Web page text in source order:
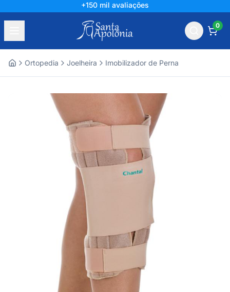
+150 mil avaliações
0
Ortopedia Joelheira Imobilizador de Perna